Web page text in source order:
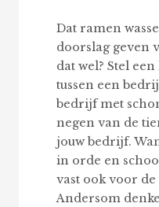
Dat ramen
doorslag geven
dat wel? Stel
tussen een
bedrijf met
negen van de
jouw bedrijf.
in orde en
vast ook voor
Andersom